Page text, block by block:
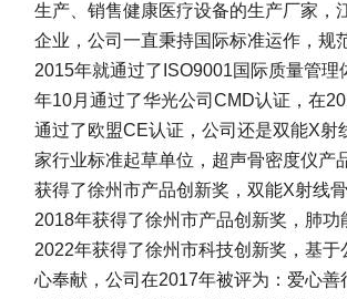
生产、销售健康医疗设备的生产厂家，
企业，公司一直秉持国际标准运作，规
2015年就通过了ISO9001国际质量管理
年10月通过了华光公司CMD认证，在
通过了欧盟CE认证，公司还是双能X射
家行业标准起草单位，超声骨密度仪产
获得了徐州市产品创新奖，双能X射线
2018年获得了徐州市产品创新奖，肺功
2022年获得了徐州市科技创新奖，基于
心奉献，公司在2017年被评为：爱心善